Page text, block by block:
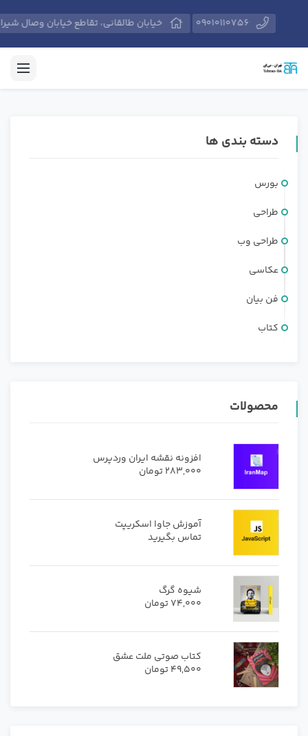
09010110756 خیابان طالقانی، تقاطع خیابان وصال شیرازی، پلاک 574، مرکز آموزش‌های
دسته بندی ها
بورس
طراحی
طراحی وب
عکاسی
فن بیان
کتاب
محصولات
افزونه نقشه ایران وردپرس
283,000تومان
آموزش جاوا اسکریپت
تماس بگیرید
شیوه گرگ
74,000تومان
کتاب صوتی ملت عشق
49,500تومان